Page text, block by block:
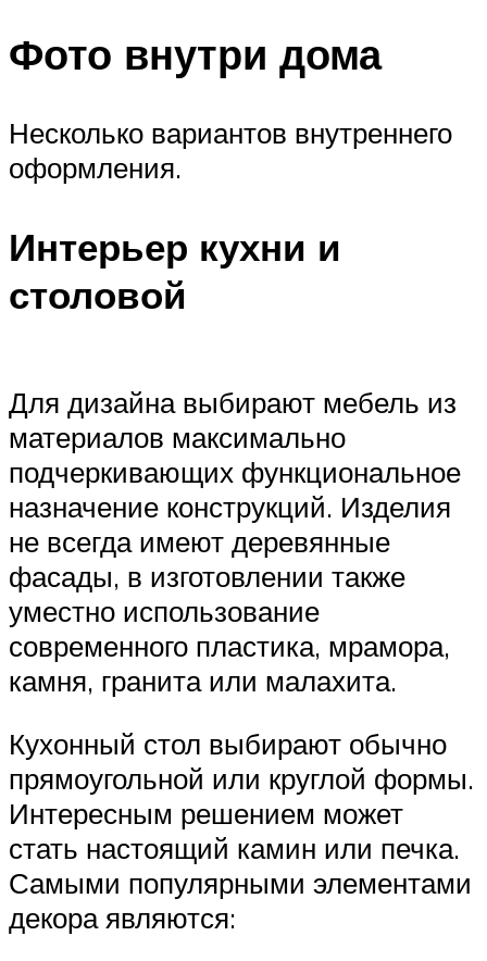
Фото внутри дома
Несколько вариантов внутреннего
оформления.
Интерьер кухни и
столовой
Для дизайна выбирают мебель из
материалов максимально
подчеркивающих функциональное
назначение конструкций. Изделия
не всегда имеют деревянные
фасады, в изготовлении также
уместно использование
современного пластика, мрамора,
камня, гранита или малахита.
Кухонный стол выбирают обычно
прямоугольной или круглой формы.
Интересным решением может
стать настоящий камин или печка.
Самыми популярными элементами
декора являются: